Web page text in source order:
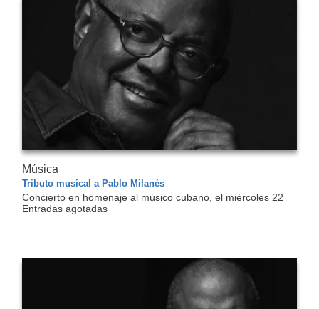
Música
Tributo musical a Pablo Milanés
Concierto en homenaje al músico cubano, el miércoles 22
Entradas agotadas